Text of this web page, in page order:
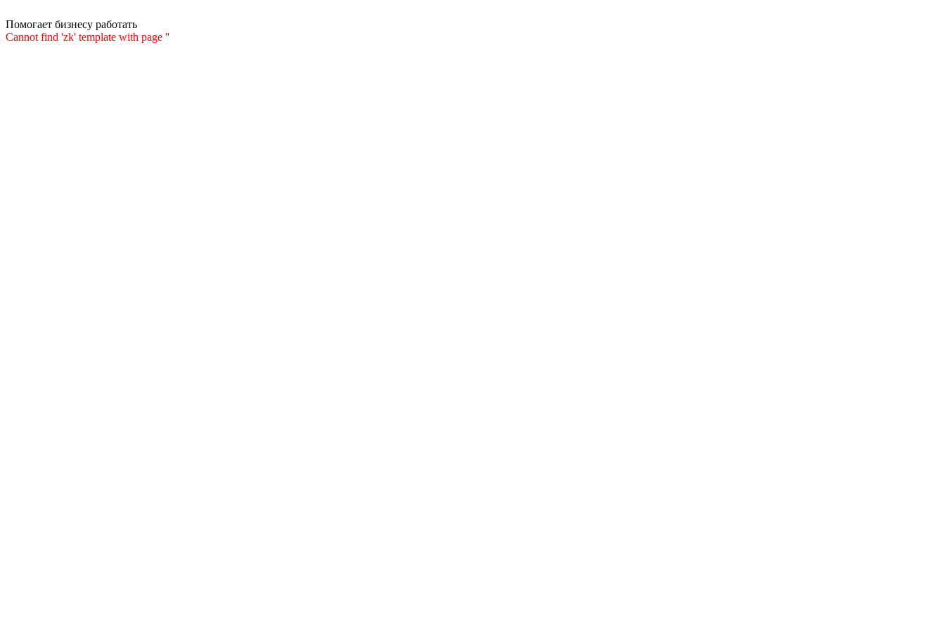
Помогает бизнесу работать
Cannot find 'zk' template with page ''